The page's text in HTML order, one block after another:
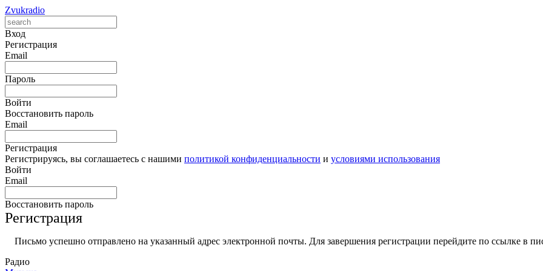
Zvukradio
Вход
Регистрация
Email
Пароль
Войти
Восстановить пароль
Email
Регистрация
Регистрируясь, вы соглашаетесь с нашими политикой конфиденциальности и условиями использования
Войти
Email
Восстановить пароль
Регистрация
Письмо успешно отправлено на указанный адрес электронной почты. Для завершения регистрации перейдите по ссылке в
Радио